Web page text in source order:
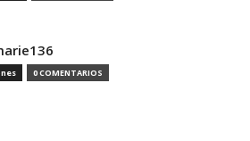
0 COMENTARIOS